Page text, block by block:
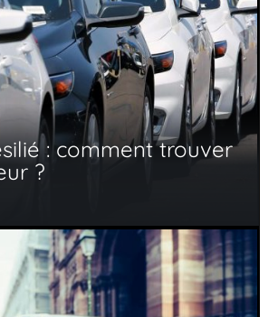
: comment trouver
?